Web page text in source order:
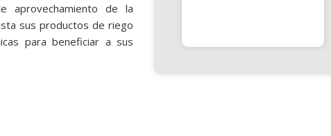
aprovechamiento de la
sus productos de riego
para beneficiar a sus